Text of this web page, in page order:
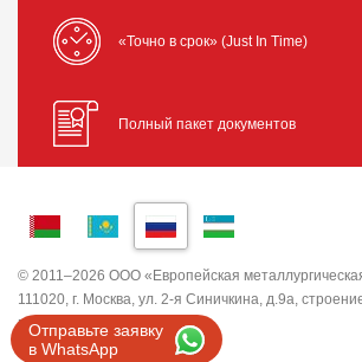
Отправьте заявку
в WhatsApp
«Точно в срок» (Just In Time)
Полный пакет документов
© 2011–2026 ООО «Европейская
111020, г. Москва, ул. 2-я Синичкина, д.9а,
помещение I, комната 5
ИНН 7743820503 ООО "ЕМК"